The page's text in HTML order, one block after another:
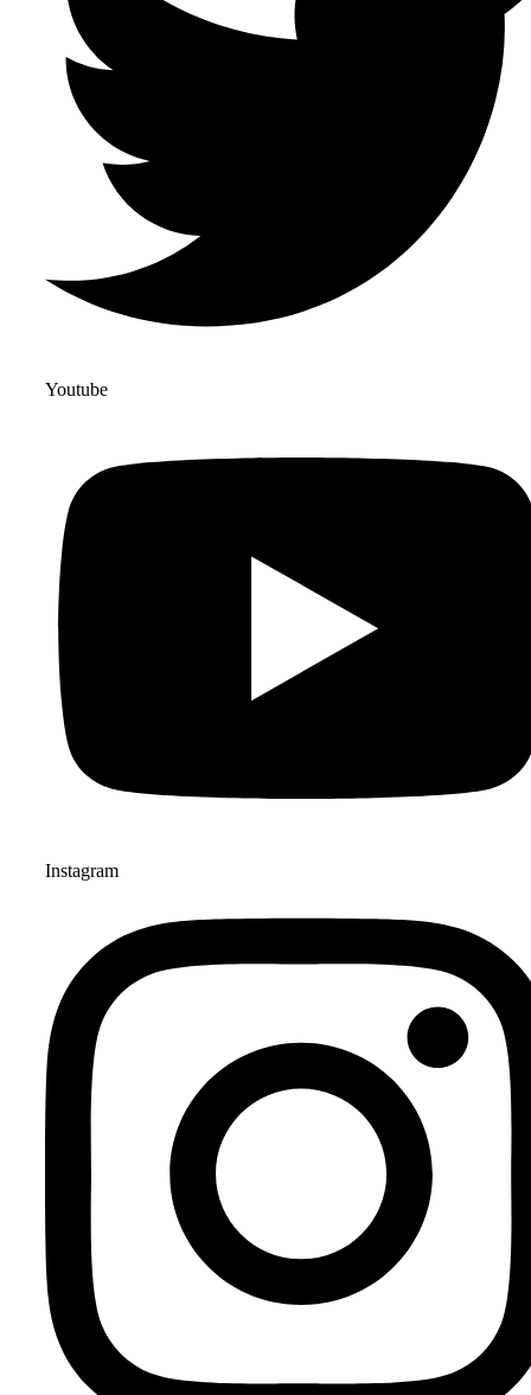
Youtube
Instagram